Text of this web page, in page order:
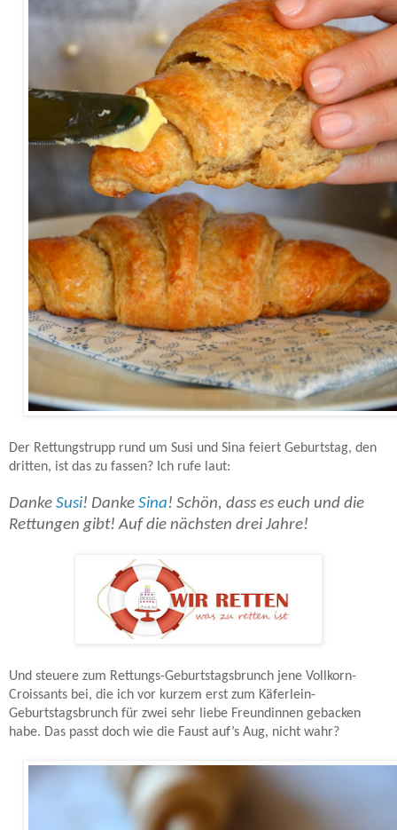
Der Rettungstrupp rund um Susi und Sina feiert Geburtstag, den
dritten, ist das zu fassen? Ich rufe laut:
Danke Susi! Danke Sina! Schön, dass es euch und die
Rettungen gibt! Auf die nächsten drei Jahre!
Und steuere zum Rettungs-Geburtstagsbrunch jene Vollkorn-
Croissants bei, die ich vor kurzem erst zum Käferlein-
Geburtstagsbrunch für zwei sehr liebe Freundinnen gebacken
habe. Das passt doch wie die Faust auf’s Aug, nicht wahr?